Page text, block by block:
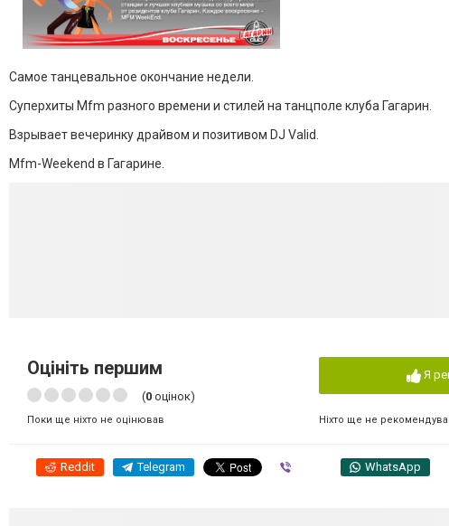
Самое танцевальное окончание недели.
Суперхиты Mfm разного времени и стилей на танцполе клуба Гагарин.
Взрывает вечеринку драйвом и позитивом DJ Valid.
Mfm-Weekend в Гагарине.
Оцініть першим
(0 оцінок)
Поки ще ніхто не оцінював
Я
Ніхто ще не
Reddit Telegram WhatsApp